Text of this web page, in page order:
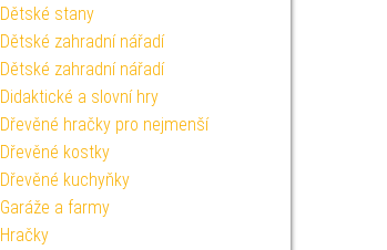
Dětské stany
Dětské zahradní nářadí
Dětské zahradní nářadí
Didaktické a slovní hry
Dřevěné hračky pro nejmenší
Dřevěné kostky
Dřevěné kuchyňky
Garáže a farmy
Hračky